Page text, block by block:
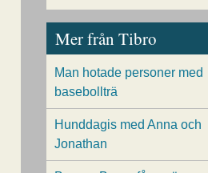
Mer från Tibro
Man hotade personer med
basebollträ
Hunddagis med Anna och
Jonathan